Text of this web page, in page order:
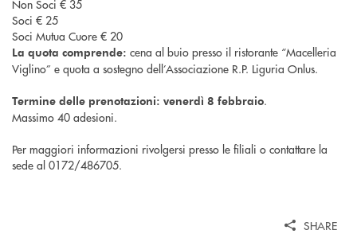
Non Soci € 35
Soci € 25
Soci Mutua Cuore € 20
La quota comprende: cena al buio presso il ristorante “Macelleria
Viglino” e quota a sostegno dell’Associazione R.P. Liguria Onlus.
Termine delle prenotazioni: venerdì 8 febbraio.
Massimo 40 adesioni.
Per maggiori informazioni rivolgersi presso le filiali o contattare la
sede al 0172/486705.
SHARE